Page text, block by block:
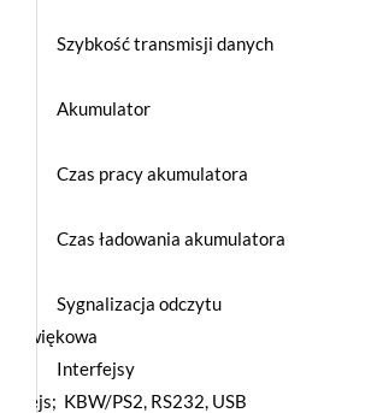
Szybkość transmisji danych
Akumulator
Czas pracy akumulatora
Czas ładowania akumulatora
Sygnalizacja odczytu
dźwiękowa
Interfejsy
KBW/PS2, RS232, USB